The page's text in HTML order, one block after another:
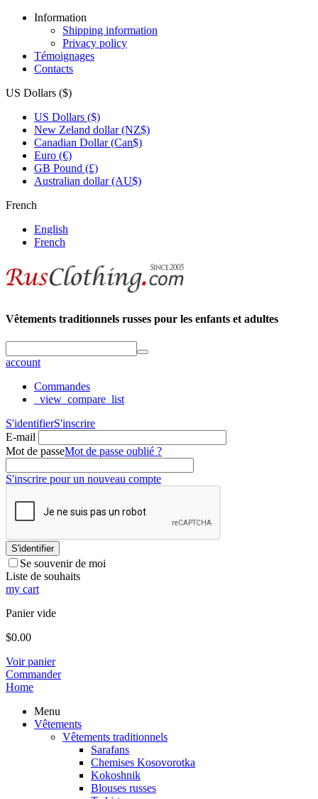
Information
Shipping information
Privacy policy
Témoignages
Contacts
US Dollars ($)
US Dollars ($)
New Zeland dollar (NZ$)
Canadian Dollar (Can$)
Euro (€)
GB Pound (£)
Australian dollar (AU$)
French
English
French
Vêtements traditionnels russes pour les enfants et adultes
account
Commandes
_view_compare_list
S'identifierS'inscrire
E-mail
Mot de passeMot de passe oublié ?
S'inscrire pour un nouveau compte
S'identifier
Se souvenir de moi
Liste de souhaits
my cart
Panier vide
$0.00
Voir panier
Commander
Home
Menu
Vêtements
Vêtements traditionnels
Sarafans
Chemises Kosovorotka
Kokoshnik
Blouses russes